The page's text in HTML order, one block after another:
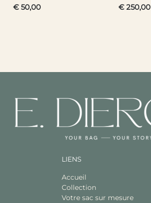
€ 50,00 € 250,00
LIENS
Accueil
Collection
Votre sac sur mesure